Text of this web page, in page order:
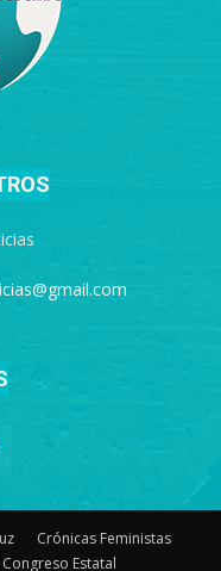
Crónicas Feministas
Congreso Estatal